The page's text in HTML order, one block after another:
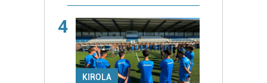
4
KIROLA